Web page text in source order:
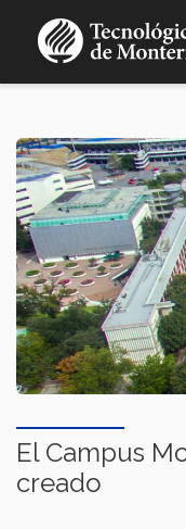
contenido
El Campus
creado